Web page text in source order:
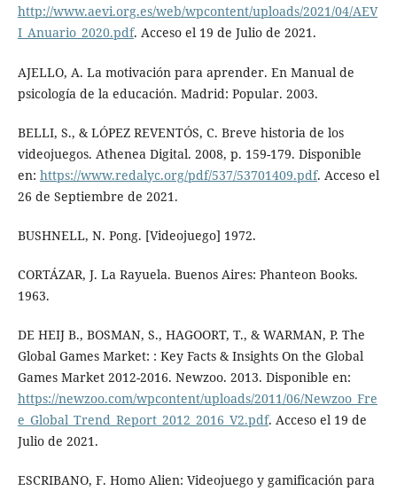
http://www.aevi.org.es/web/wpcontent/uploads/2021/04/AEV
I_Anuario_2020.pdf. Acceso el 19 de Julio de 2021.
AJELLO, A. La motivación para aprender. En Manual de
psicología de la educación. Madrid: Popular. 2003.
BELLI, S., & LÓPEZ REVENTÓS, C. Breve historia de los
videojuegos. Athenea Digital. 2008, p. 159-179. Disponible
en: https://www.redalyc.org/pdf/537/53701409.pdf. Acceso el
26 de Septiembre de 2021.
BUSHNELL, N. Pong. [Videojuego] 1972.
CORTÁZAR, J. La Rayuela. Buenos Aires: Phanteon Books.
1963.
DE HEIJ B., BOSMAN, S., HAGOORT, T., & WARMAN, P. The
Global Games Market: : Key Facts & Insights On the Global
Games Market 2012-2016. Newzoo. 2013. Disponible en:
https://newzoo.com/wpcontent/uploads/2011/06/Newzoo_Fre
e_Global_Trend_Report_2012_2016_V2.pdf. Acceso el 19 de
Julio de 2021.
ESCRIBANO, F. Homo Alien: Videojuego y gamificación para